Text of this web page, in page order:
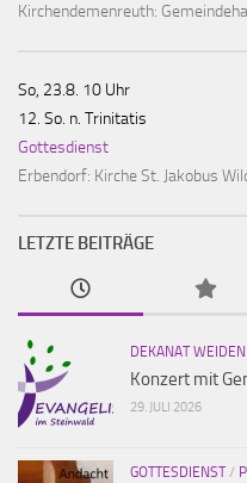
Kirchendemenreuth:
So, 23.8. 10 Uhr
12. So. n. Trinitatis
Gottesdienst
Erbendorf: Kirche St. Jakobus
LETZTE BEITRÄGE
DEKANAT WEIDEN
Konzert mit
29. JULI 2026
GOTTESDIENST/